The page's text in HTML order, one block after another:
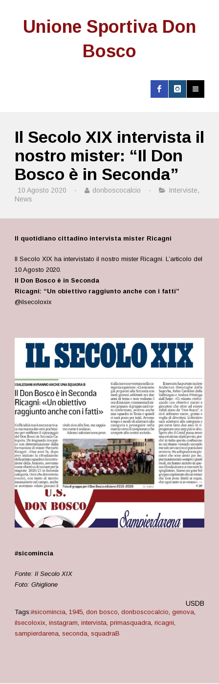
Unione Sportiva Don
Bosco
Il Secolo XIX intervista il
nostro mister: “Il Don
Bosco è in Seconda”
10 Agosto 2020 · donboscocalcio · Interviste,
News
Il quotidiano cittadino intervista mister Ricagni
Il Secolo XIX ha intervistato il nostro mister Ricagni. L’articolo del
10 Agosto 2020.
Il Don Bosco è in Seconda
Ricagni: “Un obiettivo raggiunto anche con i fatti”
@ilsecoloxix
#sicomincia
Fonte: Il Secolo XIX
Foto: Ghiglione
USDB
Tags:#sicomincia, 1945, don bosco, donboscocalcio, genova,
ilsecoloxix, instagram, intervista, primasquadra, ricagni,
sampierdarena, seconda, squadraB